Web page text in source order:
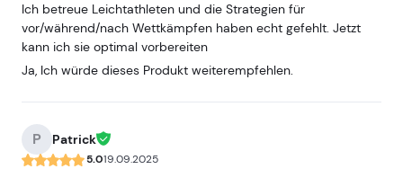
Ich betreue Leichtathleten und die Strategien für
vor/während/nach Wettkämpfen haben echt gefehlt. Jetzt
kann ich sie optimal vorbereiten
Ja, Ich würde dieses Produkt weiterempfehlen.
P Patrick
5.019.09.2025